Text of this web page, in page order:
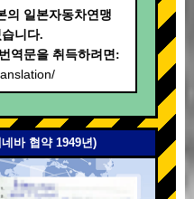
의 일본자동차연맹
니다.
역문을 취득하려면:
바 협약 1949년)